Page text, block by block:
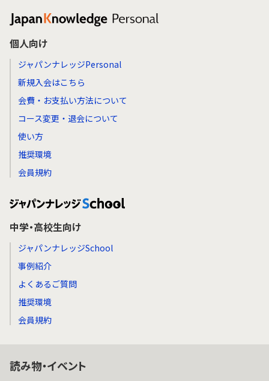
個人向け
ジャパンナレッジPersonal
新規入会はこちら
会費・お支払い方法について
コース変更・退会について
使い方
推奨環境
会員規約
中学・高校生向け
ジャパンナレッジSchool
事例紹介
よくあるご質問
推奨環境
会員規約
読み物・イベント